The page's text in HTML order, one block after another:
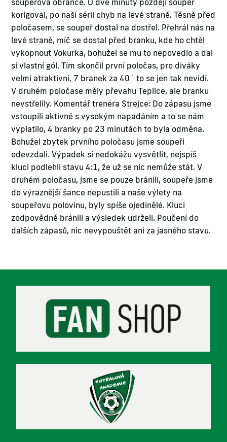
soupeřova obránce. O dvě minuty později soupeř
korigoval, po naší sérii chyb na levé straně. Těsně před
poločasem, se soupeř dostal na dostřel. Přehrál nás na
levé straně, míč se dostal před branku, kde ho chtěl
vykopnout Vokurka, bohužel se mu to nepovedlo a dal
si vlastní gól. Tím skončil první poločas, pro diváky
velmi atraktivní, 7 branek za 40´ to se jen tak nevidí.
V druhém poločase měly převahu Teplice, ale branku
nevstřelily. Komentář trenéra Strejce: Do zápasu jsme
vstoupili aktivně s vysokým napadáním a to se nám
vyplatilo, 4 branky po 23 minutách to byla odměna.
Bohužel zbytek prvního poločasu jsme soupeři
odevzdali. Výpadek si nedokážu vysvětlit, nejspíš
kluci podlehli stavu 4:1, že už se nic nemůže stát. V
druhém poločasu, jsme se pouze bránili, soupeře jsme
do výraznější šance nepustili a naše výlety na
soupeřovu polovinu, byly spíše ojedinělé. Kluci
zodpovědně bránili a výsledek udrželi. Poučení do
dalších zápasů, nic nevypouštět ani za jasného stavu.